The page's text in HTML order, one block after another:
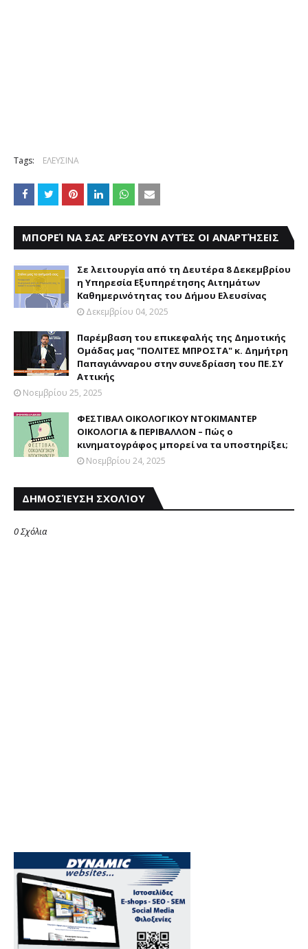
Tags: ΕΛΕΥΣΙΝΑ
ΜΠΟΡΕΊ ΝΑ ΣΑΣ ΑΡΈΣΟΥΝ ΑΥΤΈΣ ΟΙ ΑΝΑΡΤΉΣΕΙΣ
Σε λειτουργία από τη Δευτέρα 8 Δεκεμβρίου
η Υπηρεσία Εξυπηρέτησης Αιτημάτων
Καθημερινότητας του Δήμου Ελευσίνας
Δεκεμβρίου 04, 2025
Παρέμβαση του επικεφαλής της Δημοτικής
Ομάδας μας "ΠΟΛΙΤΕΣ ΜΠΡΟΣΤΑ" κ. Δημήτρη
Παπαγιάνναρου στην συνεδρίαση του ΠΕ.ΣΥ
Αττικής
Νοεμβρίου 25, 2025
ΦΕΣΤΙΒΑΛ ΟΙΚΟΛΟΓΙΚΟΥ ΝΤΟΚΙΜΑΝΤΕΡ
ΟΙΚΟΛΟΓΙΑ & ΠΕΡΙΒΑΛΛΟΝ – Πώς ο
κινηματογράφος μπορεί να τα υποστηρίξει;
Νοεμβρίου 24, 2025
ΔΗΜΟΣΊΕΥΣΗ ΣΧΟΛΊΟΥ
0 Σχόλια